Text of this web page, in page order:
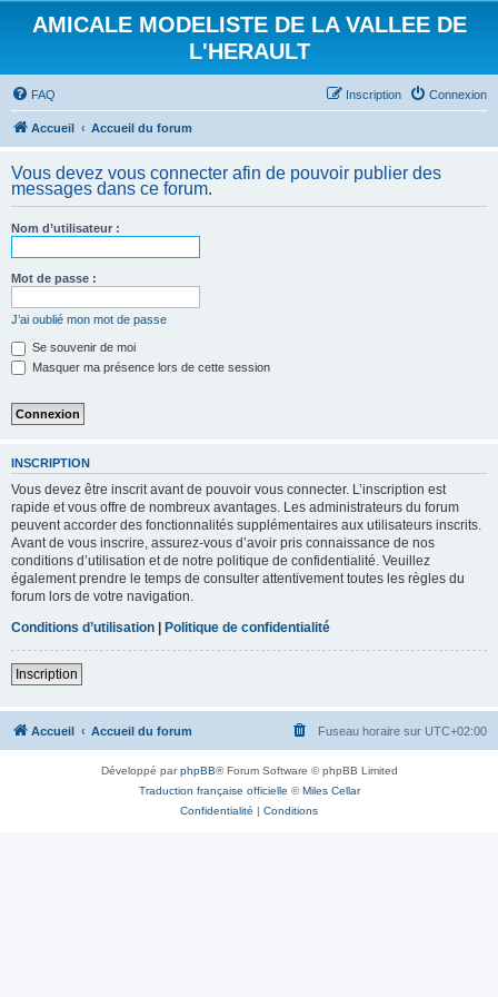
AMICALE MODELISTE DE LA VALLEE DE
L'HERAULT
FAQ Connexion
Inscription
Accueil Accueil du forum
Vous devez vous connecter afin de pouvoir publier des
messages dans ce forum.
Nom d’utilisateur :
Mot de passe :
J’ai oublié mon mot de passe
Se souvenir de moi
Masquer ma présence lors de cette session
INSCRIPTION
Vous devez être inscrit avant de pouvoir vous connecter. L’inscription est
rapide et vous offre de nombreux avantages. Les administrateurs du forum
peuvent accorder des fonctionnalités supplémentaires aux utilisateurs inscrits.
Avant de vous inscrire, assurez-vous d’avoir pris connaissance de nos
conditions d’utilisation et de notre politique de confidentialité. Veuillez
également prendre le temps de consulter attentivement toutes les règles du
forum lors de votre navigation.
Conditions d’utilisation | Politique de confidentialité
Inscription
Accueil Accueil du forum Fuseau horaire sur UTC+02:00
Développé parphpBB® Forum Software © phpBB Limited
Traduction française officielle ©Miles Cellar
Confidentialité | Conditions